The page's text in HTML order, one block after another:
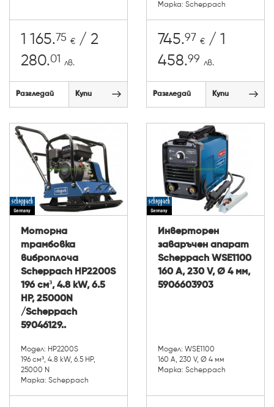
1 165.75 € / 2
280.01 лв.
Разгледай Купи
Марка: Scheppach
745.97 € / 1
458.99 лв.
Разгледай Купи
Моторна
трамбовка
виброплоча
Scheppach HP2200S
196 см³, 4.8 kW, 6.5
HP, 25000N
/Scheppach
59046129..
Модел: HP2200S
196 см³, 4.8 kW, 6.5 HP,
25000 N
Марка: Scheppach
Инверторен
заваръчен апарат
Scheppach WSE1100
160 A, 230 V, Ø 4 мм,
5906603903
Модел: WSE1100
160 A, 230 V, Ø 4 мм
Марка: Scheppach